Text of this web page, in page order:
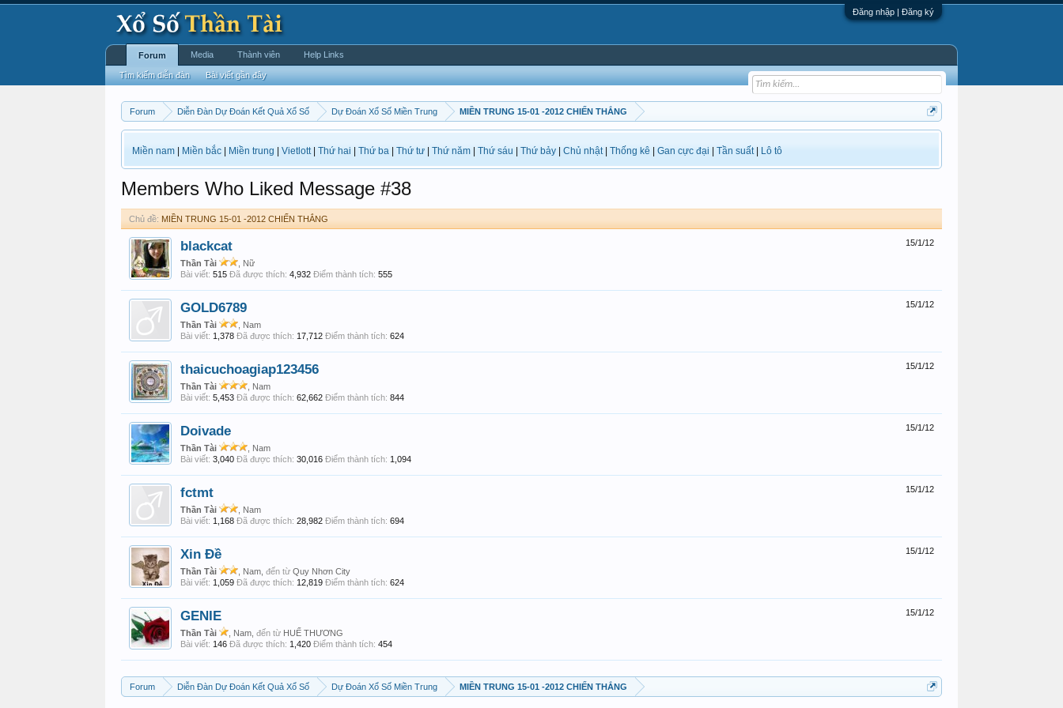
Đăng nhập | Đăng ký
Forum Diễn Đàn Dự Đoán Kết Quả Xổ Số Dự Đoán Xổ Số Miền Trung MIỀN TRUNG 15-01 -2012 CHIẾN THẮNG
Miền nam Miền bắc Miền trung Vietlott| Thứ hai Thứ ba Thứ tư Thứ năm Thứ sáu Thứ bảy Chủ nhật| Thống kê Gan cực đại Tần suất| Lô tô
Members Who Liked Message #38
Chủ đề: MIỀN TRUNG 15-01 -2012 CHIẾN THẮNG
15/1/12
blackcat
Thần Tài
, Nữ
Bài viết: 515 Đã được thích: 4,932 Điểm thành tích: 555
15/1/12
GOLD6789
Thần Tài
, Nam
Bài viết: 1,378 Đã được thích: 17,712 Điểm thành tích: 624
15/1/12
thaicuchoagiap123456
Thần Tài
, Nam
Bài viết: 5,453 Đã được thích: 62,662 Điểm thành tích: 844
15/1/12
Doivade
Thần Tài
, Nam
Bài viết: 3,040 Đã được thích: 30,016 Điểm thành tích: 1,094
15/1/12
fctmt
Thần Tài
, Nam
Bài viết: 1,168 Đã được thích: 28,982 Điểm thành tích: 694
15/1/12
Xin Đề
Thần Tài , Nam, đến từ Quy Nhơn City
Bài viết: 1,059 Đã được thích: 12,819 Điểm thành tích: 624
15/1/12
GENIE
Thần Tài , Nam, đến từ HUẾ THƯƠNG
Bài viết: 146 Đã được thích: 1,420 Điểm thành tích: 454
Forum Diễn Đàn Dự Đoán Kết Quả Xổ Số Dự Đoán Xổ Số Miền Trung MIỀN TRUNG 15-01 -2012 CHIẾN THẮNG
Forum
Tìm kiếm diễn đàn Bài viết gần đây
Media Thành viên Help Links